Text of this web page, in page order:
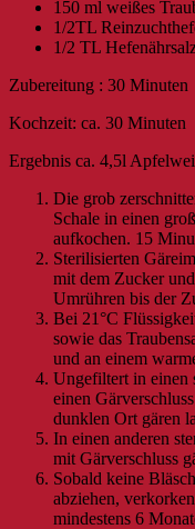
150 ml weißes
1/2TL
1/2 TL
Zubereitung : 30 Minuten
Kochzeit: ca. 30 Minuten
Ergebnis ca. 4,5l
Die grob
Schale in einen
aufkochen. 15
Sterilisierten
mit dem Zucker
Umrühren bis der
Bei 21°C
sowie das
und an einem
Ungefiltert in einen
einen
dunklen Ort gären
In einen anderen
mit Gärverschluss
Sobald keine
abziehen,
mindestens 6